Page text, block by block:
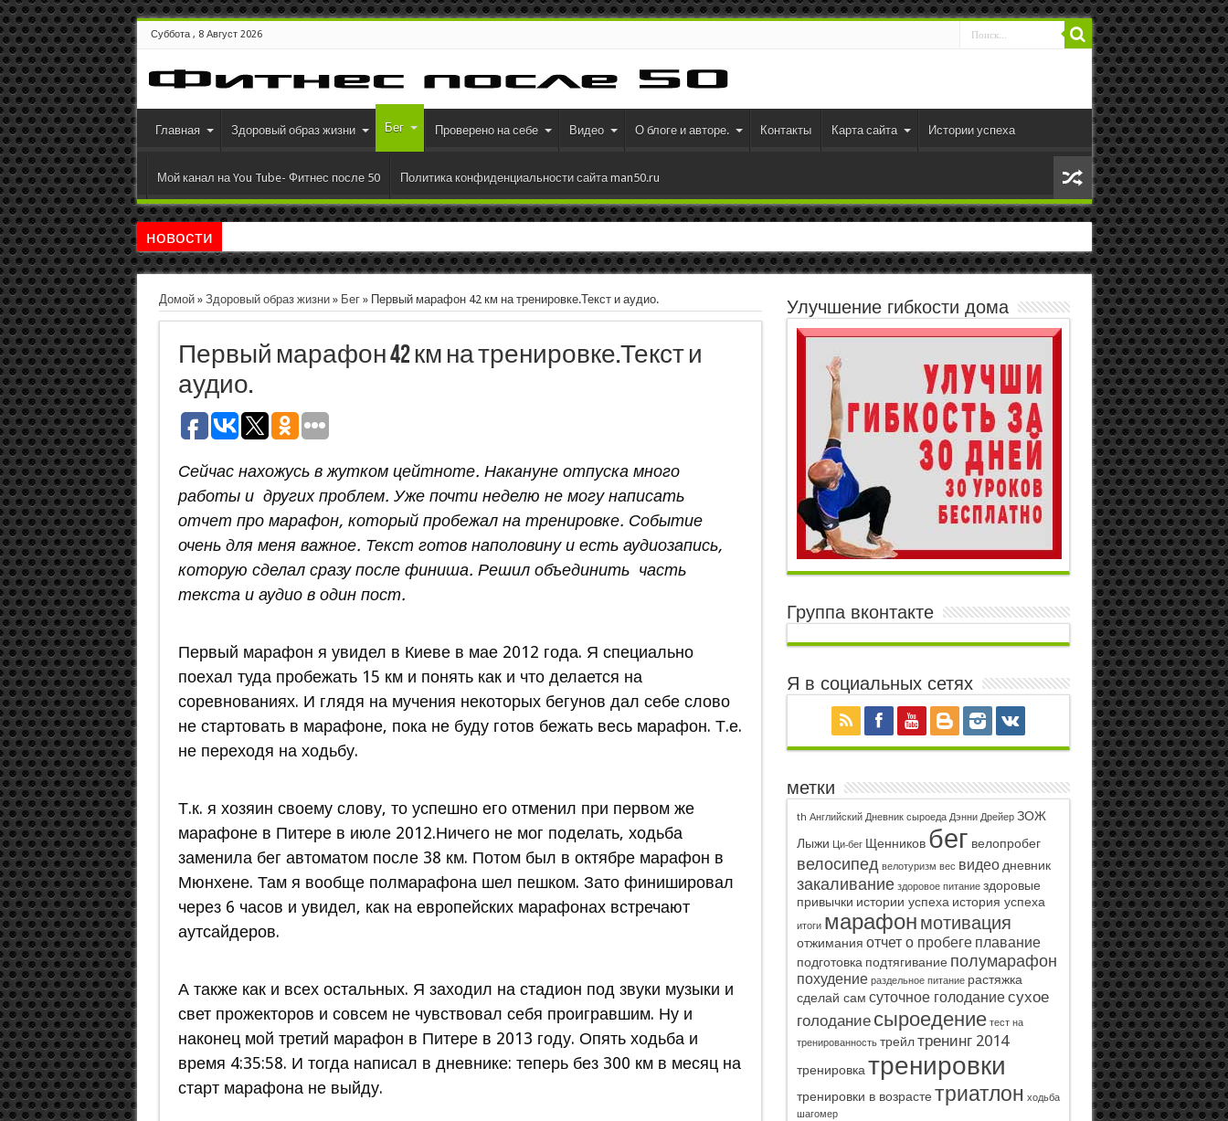
Суббота , 8 Август 2026
Главная Здоровый образ жизни Бег Проверено на себе Видео О блоге и авторе. Контакты Карта сайта Истории успеха
Мой канал на You Tube- Фитнес после 50 Политика конфиденциальности сайта man50.ru
новости
Домой» Здоровый образ жизни» Бег» Первый марафон 42 км на тренировке.Текст и аудио.
Первый марафон 42 км на тренировке.Текст и
аудио.
Сейчас нахожусь в жутком цейтноте. Накануне отпуска много
работы и других проблем. Уже почти неделю не могу написать
отчет про марафон, который пробежал на тренировке. Событие
очень для меня важное. Текст готов наполовину и есть аудиозапись,
которую сделал сразу после финиша. Решил объединить часть
текста и аудио в один пост.
Первый марафон я увидел в Киеве в мае 2012 года. Я специально
поехал туда пробежать 15 км и понять как и что делается на
соревнованиях. И глядя на мучения некоторых бегунов дал себе слово
не стартовать в марафоне, пока не буду готов бежать весь марафон. Т.е.
не переходя на ходьбу.
Т.к. я хозяин своему слову, то успешно его отменил при первом же
марафоне в Питере в июле 2012.Ничего не мог поделать, ходьба
заменила бег автоматом после 38 км. Потом был в октябре марафон в
Мюнхене. Там я вообще полмарафона шел пешком. Зато финишировал
через 6 часов и увидел, как на европейских марафонах встречают
аутсайдеров.
А также как и всех остальных. Я заходил на стадион под звуки музыки и
свет прожекторов и совсем не чувствовал себя проигравшим. Ну и
наконец мой третий марафон в Питере в 2013 году. Опять ходьба и
время 4:35:58. И тогда написал в дневнике: теперь без 300 км в месяц на
старт марафона не выйду.
Улучшение гибкости дома
Группа вконтакте
Я в социальных сетях
метки
th Английский Дневник сыроеда Дэнни Дрейер ЗОЖ
Лыжи Ци-бег Щенников бег велопробег
велосипед велотуризм вес видео дневник
закаливание здоровое питание здоровые
привычки истории успеха история успеха
итоги марафон мотивация
отжимания отчет о пробеге плавание
подготовка подтягивание полумарафон
похудение раздельное питание растяжка
сделай сам суточное голоданиесухое
голодание сыроедение тест на
тренированность трейл тренинг 2014
тренировка тренировки
тренировки в возрасте триатлон ходьба
шагомер